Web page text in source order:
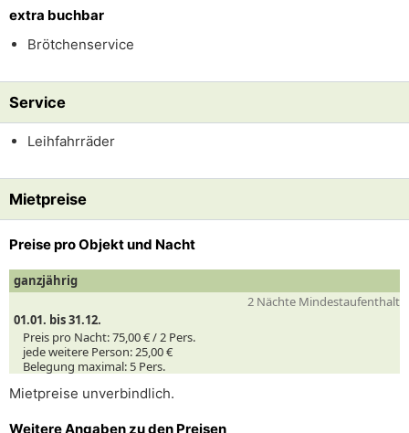
extra buchbar
Brötchenservice
Service
Leihfahrräder
Mietpreise
Preise pro Objekt und Nacht
ganzjährig
2 Nächte Mindestaufenthalt
01.01. bis 31.12.
Preis pro Nacht:75,00 € /2 Pers.
jede weitere Person:25,00 €
Belegung maximal: 5 Pers.
Mietpreise unverbindlich.
Weitere Angaben zu den Preisen